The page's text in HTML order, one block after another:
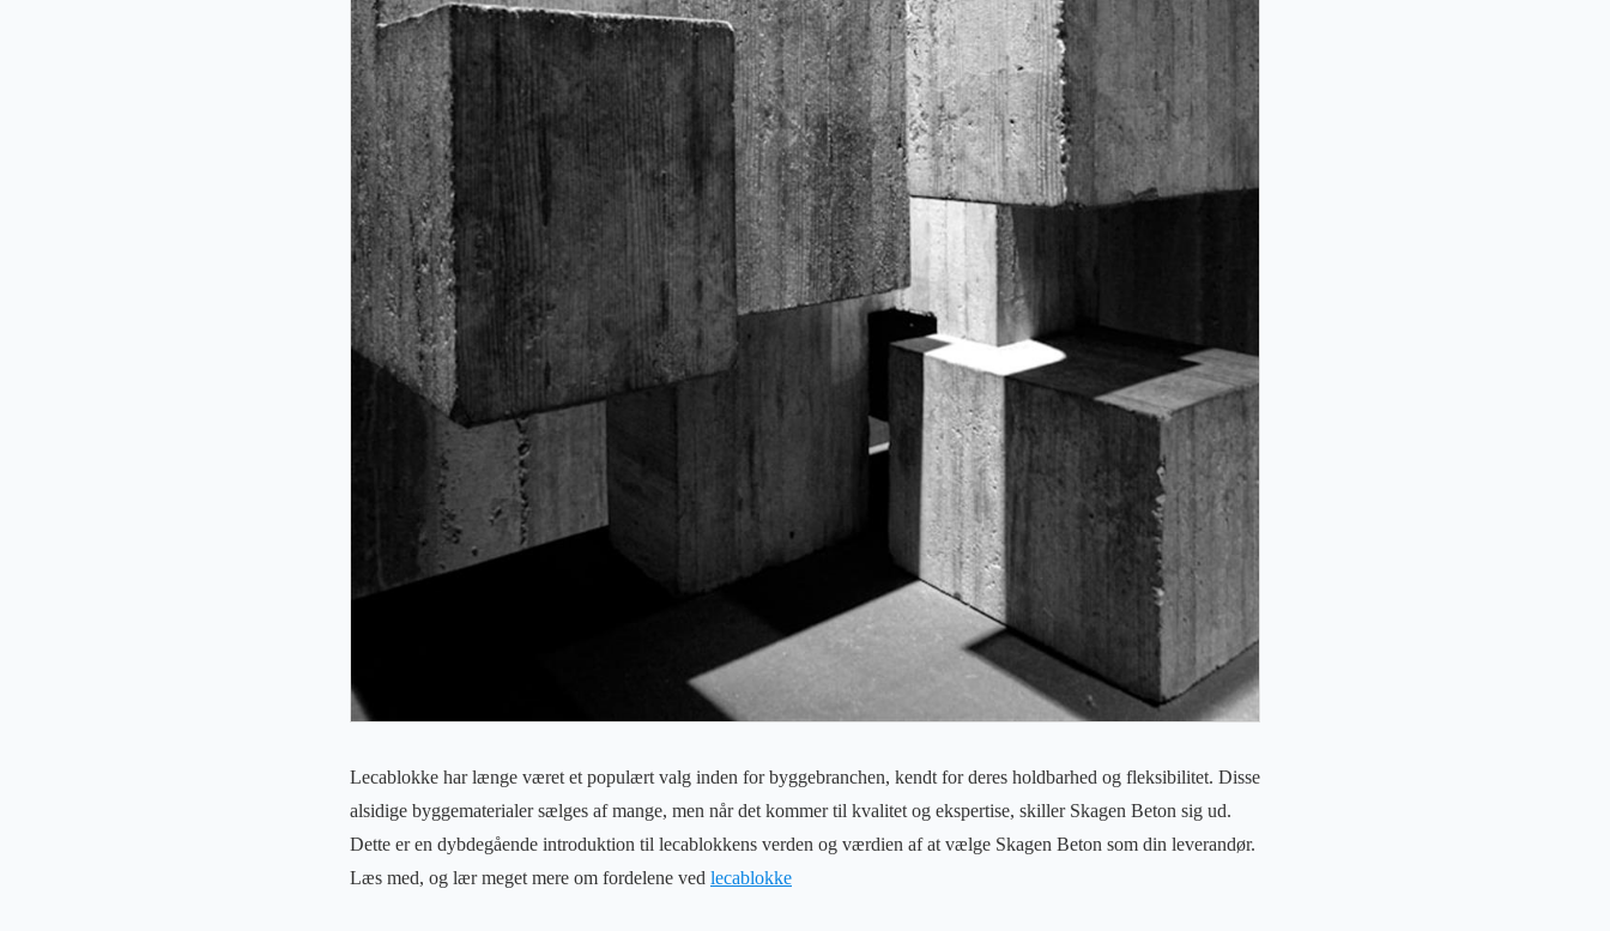
Lecablokke har længe været et populært valg inden for byggebranchen, kendt for deres holdbarhed og fleksibilitet. Disse
alsidige byggematerialer sælges af mange, men når det kommer til kvalitet og ekspertise, skiller Skagen Beton sig ud.
Dette er en dybdegående introduktion til lecablokkens verden og værdien af at vælge Skagen Beton som din leverandør.
Læs med, og lær meget mere om fordelene ved lecablokke